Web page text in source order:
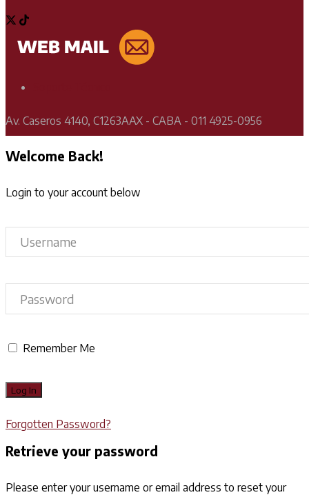
Av. Caseros 4140, C1263AAX - CABA - 011 4925-0956
Welcome Back!
Login to your account below
Remember Me
Forgotten Password?
Retrieve your password
Please enter your username or email address to reset your